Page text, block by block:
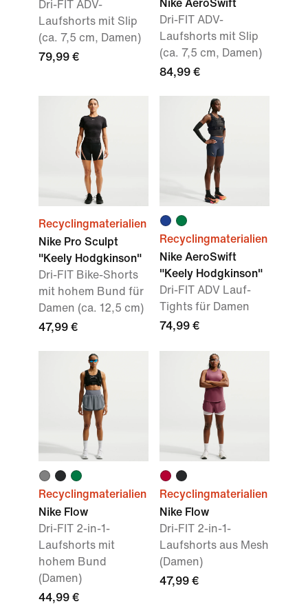
Dri-FIT ADV-
Laufshorts mit Slip
(ca. 7,5 cm, Damen)
79,99 €
Nike AeroSwift
Dri-FIT ADV-
Laufshorts mit Slip
(ca. 7,5 cm, Damen)
84,99 €
Recyclingmaterialien
Nike Pro Sculpt
"Keely Hodgkinson"
Dri-FIT Bike-Shorts
mit hohem Bund für
Damen (ca. 12,5 cm)
47,99 €
Recyclingmaterialien
Nike AeroSwift
"Keely Hodgkinson"
Dri-FIT ADV Lauf-
Tights für Damen
74,99 €
Recyclingmaterialien
Nike Flow
Dri-FIT 2-in-1-
Laufshorts mit
hohem Bund
(Damen)
44,99 €
Recyclingmaterialien
Nike Flow
Dri-FIT 2-in-1-
Laufshorts aus Mesh
(Damen)
47,99 €